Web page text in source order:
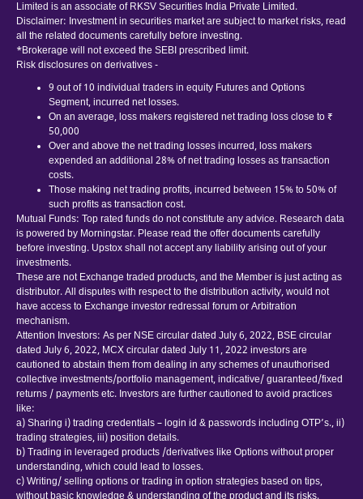
Limited is an associate of RKSV Securities India Private Limited.
Disclaimer: Investment in securities market are subject to market risks, read
all the related documents carefully before investing.
*Brokerage will not exceed the SEBI prescribed limit.
Risk disclosures on derivatives -
9 out of 10 individual traders in equity Futures and Options
Segment, incurred net losses.
On an average, loss makers registered net trading loss close to ₹
50,000
Over and above the net trading losses incurred, loss makers
expended an additional 28% of net trading losses as transaction
costs.
Those making net trading profits, incurred between 15% to 50% of
such profits as transaction cost.
Mutual Funds: Top rated funds do not constitute any advice. Research data
is powered by Morningstar. Please read the offer documents carefully
before investing. Upstox shall not accept any liability arising out of your
investments.
These are not Exchange traded products, and the Member is just acting as
distributor. All disputes with respect to the distribution activity, would not
have access to Exchange investor redressal forum or Arbitration
mechanism.
Attention Investors: As per NSE circular dated July 6, 2022, BSE circular
dated July 6, 2022, MCX circular dated July 11, 2022 investors are
cautioned to abstain them from dealing in any schemes of unauthorised
collective investments/portfolio management, indicative/ guaranteed/fixed
returns / payments etc. Investors are further cautioned to avoid practices
like:
a) Sharing i) trading credentials – login id & passwords including OTP’s., ii)
trading strategies, iii) position details.
b) Trading in leveraged products /derivatives like Options without proper
understanding, which could lead to losses.
c) Writing/ selling options or trading in option strategies based on tips,